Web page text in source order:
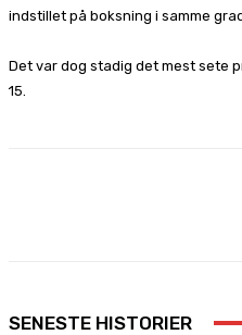
indstillet på boksning i samme
Det var dog stadig det mest sete
15.
SENESTE HISTORIER